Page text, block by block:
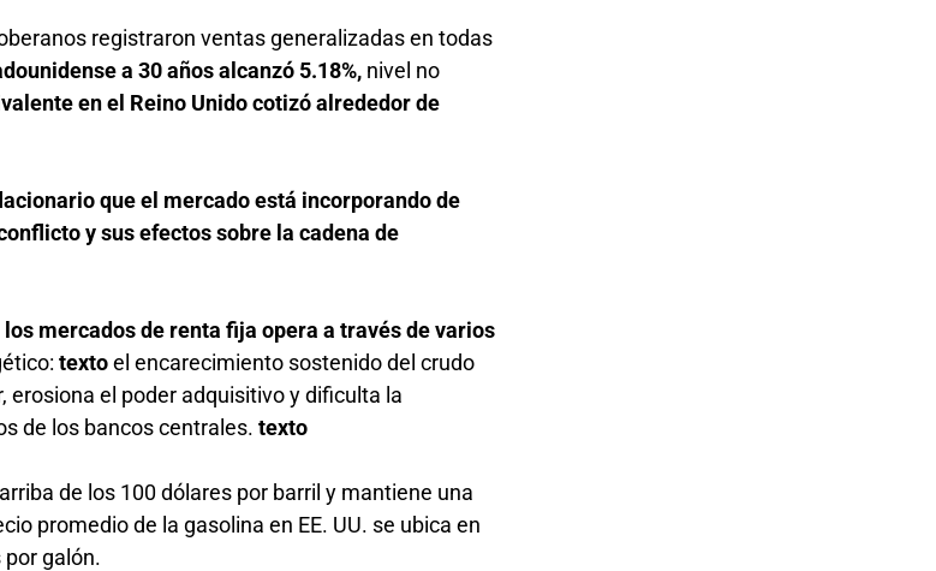
registraron ventas generalizadas en todas
a 30 años alcanzó 5.18%, nivel no
en el Reino Unido cotizó alrededor de
que el mercado está incorporando de
y sus efectos sobre la cadena de
mercados de renta fija opera a través de varios
textoel encarecimiento sostenido del crudo
erosiona el poder adquisitivo y dificulta la
de los bancos centrales.texto
de los 100 dólares por barril y mantiene una
promedio de la gasolina en EE. UU. se ubica en
galón.